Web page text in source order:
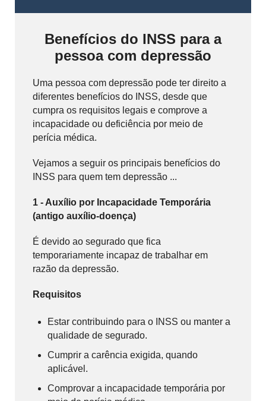
Benefícios do INSS para a
pessoa com depressão
Uma pessoa com depressão pode ter direito a
diferentes benefícios do INSS, desde que
cumpra os requisitos legais e comprove a
incapacidade ou deficiência por meio de
perícia médica.
Vejamos a seguir os principais benefícios do
INSS para quem tem depressão ...
1 - Auxílio por Incapacidade Temporária
(antigo auxílio-doença)
É devido ao segurado que fica
temporariamente incapaz de trabalhar em
razão da depressão.
Requisitos
Estar contribuindo para o INSS ou manter a
qualidade de segurado.
Cumprir a carência exigida, quando
aplicável.
Comprovar a incapacidade temporária por